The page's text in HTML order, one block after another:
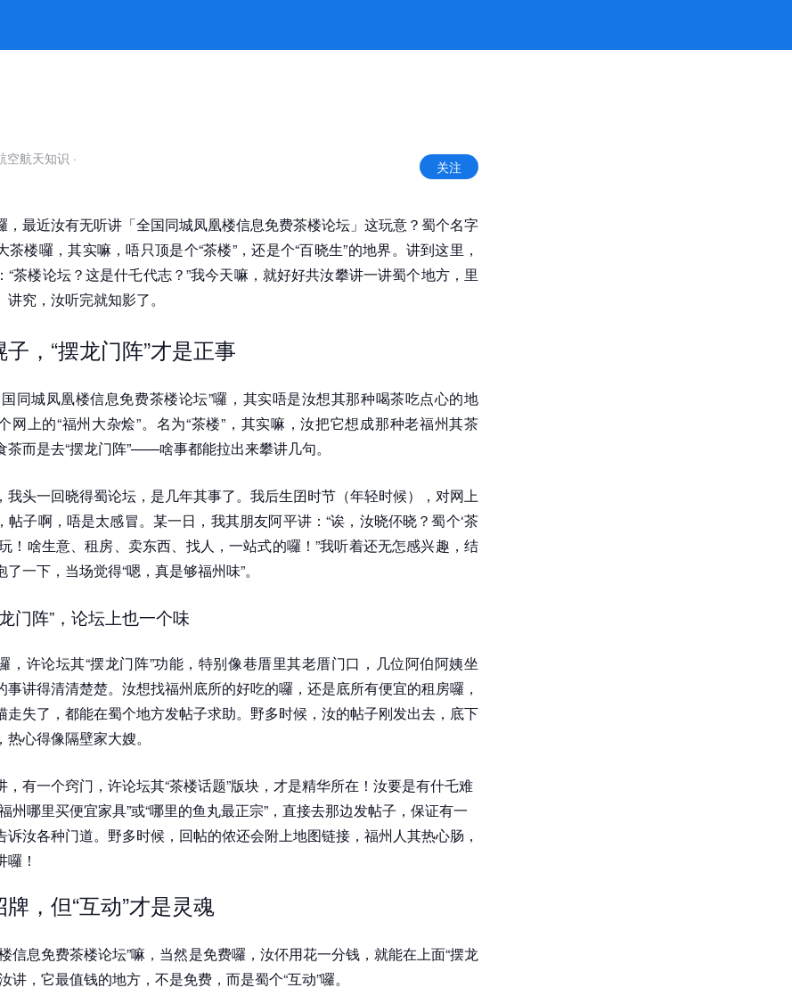
像茶楼巷里听闲话，听久才有味 -k8凯发官网
空航天知识 · 关注
，最近汝有无听讲「全国同城凤凰楼信息免费茶楼论坛」这玩意？蜀个名字
茶楼囉，其实嘛，唔只顶是个“茶楼”，还是个“百晓生”的地界。讲到这里，
“茶楼论坛？这是什乇代志？”我今天嘛，就好好共汝攀讲一讲蜀个地方，里
究，汝听完就知影了。
子，“摆龙门阵”才是正事
同城凤凰楼信息免费茶楼论坛”囉，其实唔是汝想其那种喝茶吃点心的地
网上的“福州大杂烩”。名为“茶楼”，其实嘛，汝把它想成那种老福州其茶
茶而是去“摆龙门阵”——啥事都能拉出来攀讲几句。
我头一回晓得蜀论坛，是几年其事了。我后生囝时节（年轻时候），对网上
帖子啊，唔是太感冒。某一日，我其朋友阿平讲：“诶，汝晓伓晓？蜀个‘茶
！啥生意、租房、卖东西、找人，一站式的囉！”我听着还无怎感兴趣，结
一下，当场觉得“嗯，真是够福州味”。
门阵”，论坛上也一个味
，许论坛其“摆龙门阵”功能，特别像巷厝里其老厝门口，几位阿伯阿姨坐
事讲得清清楚楚。汝想找福州底所的好吃的囉，还是底所有便宜的租房囉，
走失了，都能在蜀个地方发帖子求助。野多时候，汝的帖子刚发出去，底下
心得像隔壁家大嫂。
，有一个窍门，许论坛其“茶楼话题”版块，才是精华所在！汝要是有什乇难
州哪里买便宜家具”或“哪里的鱼丸最正宗”，直接去那边发帖子，保证有一
诉汝各种门道。野多时候，回帖的侬还会附上地图链接，福州人其热心肠，
！
牌，但“互动”才是灵魂
信息免费茶楼论坛”嘛，当然是免费囉，汝伓用花一分钱，就能在上面“摆龙
讲，它最值钱的地方，不是免费，而是蜀个“互动”囉。